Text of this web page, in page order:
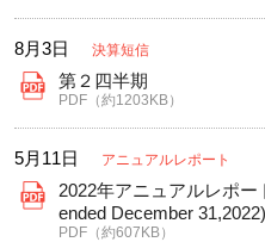
8月3日 決算短信
第２四半期
PDF（約1203KB）
5月11日 アニュアルレポート
2022年アニュアルレポー
ended December 31,2022)
PDF（約607KB）